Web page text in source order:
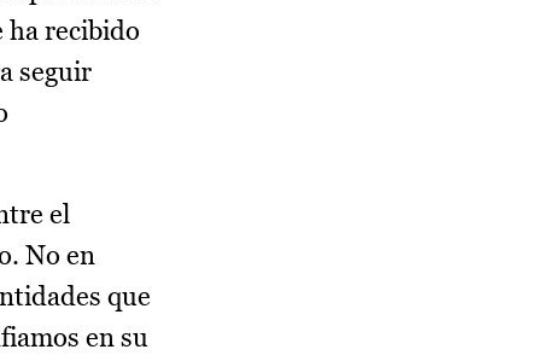
ha recibido
seguir
el
No en
que
en su